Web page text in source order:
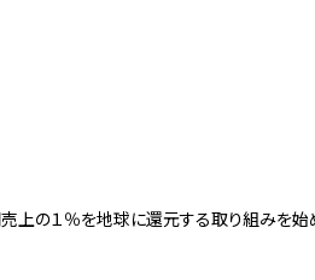
上の１％を地球に還元する取り組みを始